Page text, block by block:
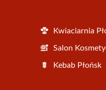
Kwiaciarnia
Salon
Kebab Płońsk